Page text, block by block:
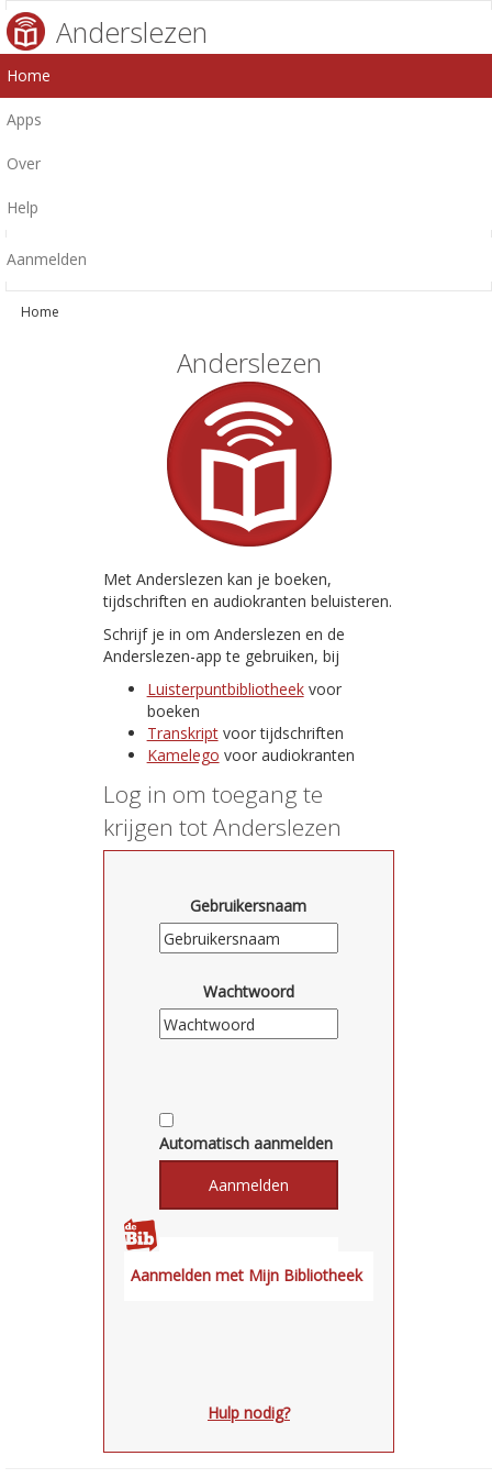
Anderslezen
Home
Apps
Over
Help
Aanmelden
Home
Anderslezen
Met Anderslezen kan je boeken,
tijdschriften en audiokranten beluisteren.
Schrijf je in om Anderslezen en de
Anderslezen-app te gebruiken, bij
Luisterpuntbibliotheekvoor
boeken
Transkriptvoor tijdschriften
Kamelego voor audiokranten
Log in om toegang te
krijgen tot Anderslezen
Gebruikersnaam
Wachtwoord
Automatisch aanmelden
Hulp nodig?